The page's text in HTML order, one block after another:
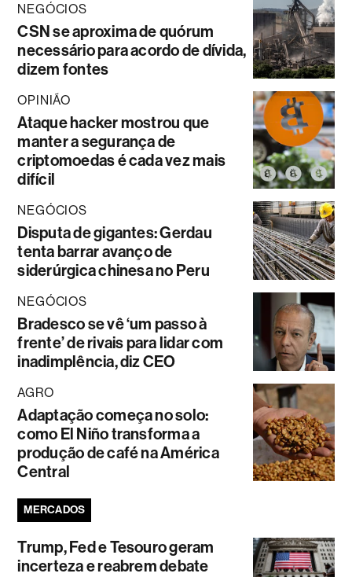
NEGÓCIOS
CSN se aproxima de quórum
necessário para acordo de dívida,
dizem fontes
OPINIÃO
Ataque hacker mostrou que
manter a segurança de
criptomoedas é cada vez mais
difícil
NEGÓCIOS
Disputa de gigantes: Gerdau
tenta barrar avanço de
siderúrgica chinesa no Peru
NEGÓCIOS
Bradesco se vê ‘um passo à
frente’ de rivais para lidar com
inadimplência, diz CEO
AGRO
Adaptação começa no solo:
como El Niño transforma a
produção de café na América
Central
MERCADOS
Trump, Fed e Tesouro geram
incerteza e reabrem debate